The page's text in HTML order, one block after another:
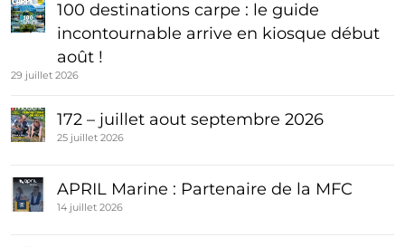
100 destinations carpe : le guide
incontournable arrive en kiosque début
août !
29 juillet 2026
172 – juillet aout septembre 2026
25 juillet 2026
APRIL Marine : Partenaire de la MFC
14 juillet 2026